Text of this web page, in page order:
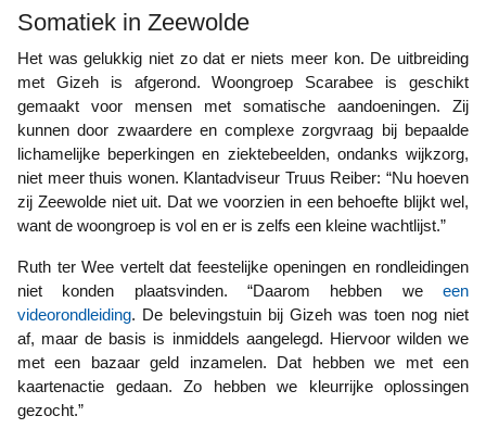
Somatiek in Zeewolde
Het was gelukkig niet zo dat er niets meer kon. De uitbreiding
met Gizeh is afgerond. Woongroep Scarabee is geschikt
gemaakt voor mensen met somatische aandoeningen. Zij
kunnen door zwaardere en complexe zorgvraag bij bepaalde
lichamelijke beperkingen en ziektebeelden, ondanks wijkzorg,
niet meer thuis wonen. Klantadviseur Truus Reiber: “Nu hoeven
zij Zeewolde niet uit. Dat we voorzien in een behoefte blijkt wel,
want de woongroep is vol en er is zelfs een kleine wachtlijst.”
Ruth ter Wee vertelt dat feestelijke openingen en rondleidingen
niet konden plaatsvinden. “Daarom hebben we een
videorondleiding. De belevingstuin bij Gizeh was toen nog niet
af, maar de basis is inmiddels aangelegd. Hiervoor wilden we
met een bazaar geld inzamelen. Dat hebben we met een
kaartenactie gedaan. Zo hebben we kleurrijke oplossingen
gezocht.”